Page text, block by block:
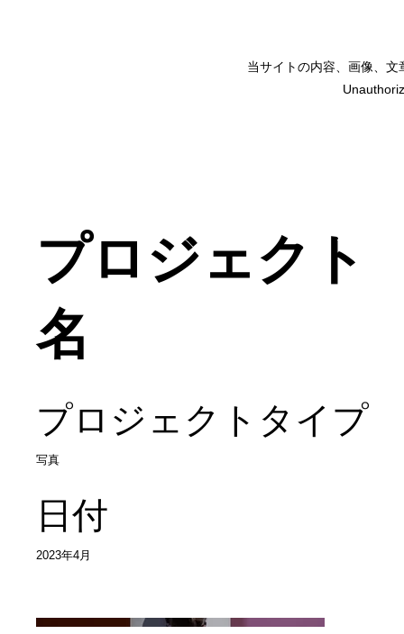
当サイトの内容、画像、
プロジェクト
名
プロジェクトタイプ
写真
日付
2023年4月